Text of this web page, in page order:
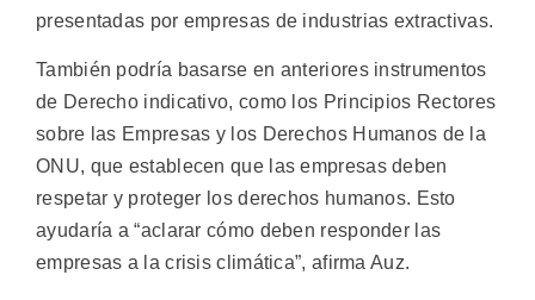
presentadas por empresas de industrias extractivas.
También podría basarse en anteriores instrumentos
de Derecho indicativo, como los Principios Rectores
sobre las Empresas y los Derechos Humanos de la
ONU, que establecen que las empresas deben
respetar y proteger los derechos humanos. Esto
ayudaría a “aclarar cómo deben responder las
empresas a la crisis climática”, afirma Auz.